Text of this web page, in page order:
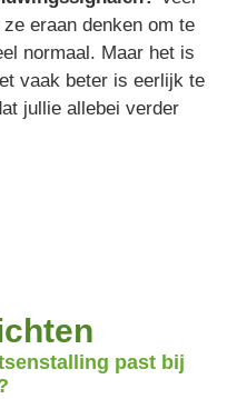
eraan denken om te
normaal. Maar het is
vaak beter is eerlijk te
jullie allebei verder
past bij